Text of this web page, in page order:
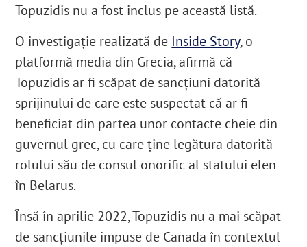
Topuzidis nu a fost inclus pe această listă.
O investigație realizată de Inside Story, o
platformă media din Grecia, afirmă că
Topuzidis ar fi scăpat de sancțiuni datorită
sprijinului de care este suspectat că ar fi
beneficiat din partea unor contacte cheie din
guvernul grec, cu care ține legătura datorită
rolului său de consul onorific al statului elen
în Belarus.
Însă în aprilie 2022, Topuzidis nu a mai scăpat
de sancțiunile impuse de Canada în contextul